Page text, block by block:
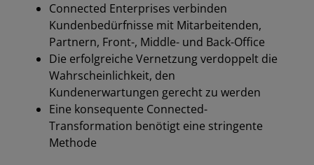
Connected Enterprises verbinden
Kundenbedürfnisse mit Mitarbeitenden,
Partnern, Front-, Middle- und Back-Office
Die erfolgreiche Vernetzung verdoppelt die
Wahrscheinlichkeit, den
Kundenerwartungen gerecht zu werden
Eine konsequente Connected-
Transformation benötigt eine stringente
Methode